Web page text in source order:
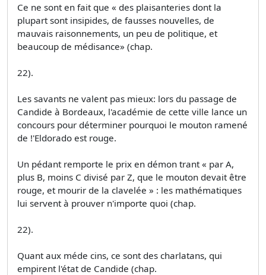
Ce ne sont en fait que « des plaisanteries dont la
plupart sont insipides, de fausses nouvelles, de
mauvais raisonnements, un peu de politique, et
beaucoup de médisance» (chap.
22).
Les savants ne valent pas mieux: lors du passage de
Candide à Bordeaux, l'académie de cette ville lance un
concours pour déterminer pourquoi le mouton ramené
de !'Eldorado est rouge.
Un pédant remporte le prix en démon­ trant « par A,
plus B, moins C divisé par Z, que le mouton devait être
rouge, et mourir de la clavelée » : les mathématiques
lui servent à prouver n'importe quoi (chap.
22).
Quant aux méde­ cins, ce sont des charlatans, qui
empirent l'état de Candide (chap.